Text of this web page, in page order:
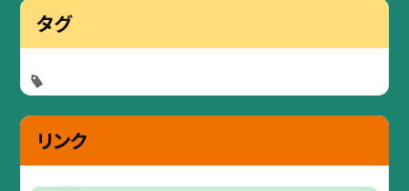
タグ
リンク